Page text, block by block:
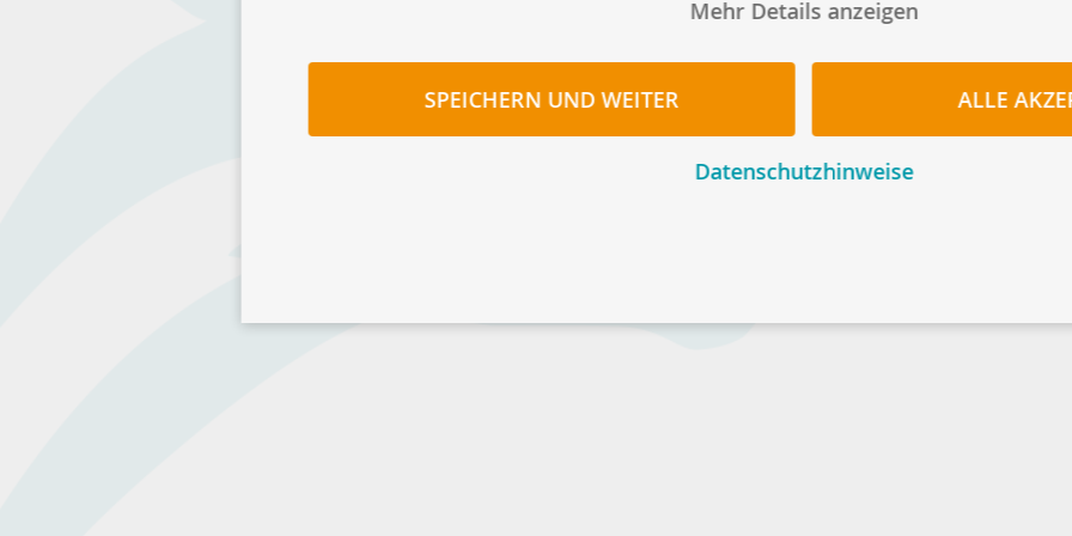
Mehr Details anzeigen
SPEICHERN UND WEITER ALLE
Datenschutzhinweise